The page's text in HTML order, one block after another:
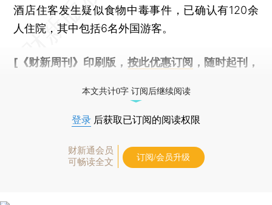
酒店住客发生疑似食物中毒事件，已确认有120余
人住院，其中包括6名外国游客。
[《财新周刊》印刷版， 按此优惠订阅 ，随时起刊，
本文共计0字 订阅后继续阅读
登录 后获取已订阅的阅读权限
财新通会员
可畅读全文
订阅/会员升级